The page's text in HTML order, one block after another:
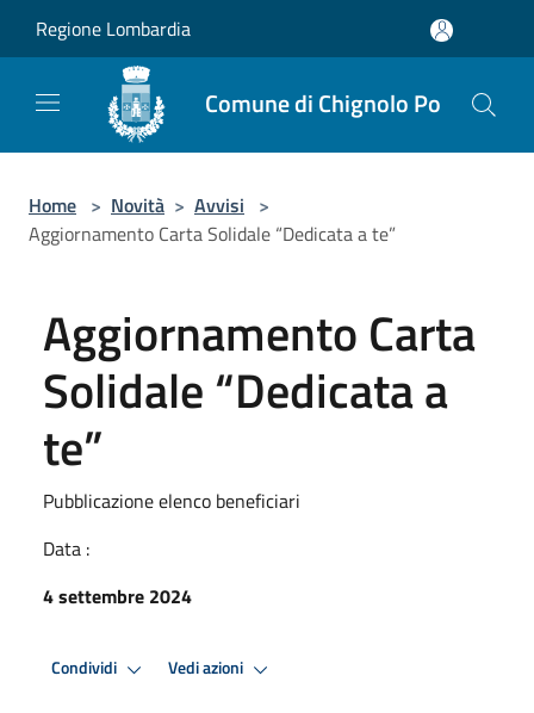
Regione Lombardia
Comune di Chignolo Po
Home > Novità > Avvisi >
Aggiornamento Carta Solidale “Dedicata a te”
Aggiornamento Carta
Solidale “Dedicata a
te”
Pubblicazione elenco beneficiari
Data :
4 settembre 2024
Condividi Vedi azioni